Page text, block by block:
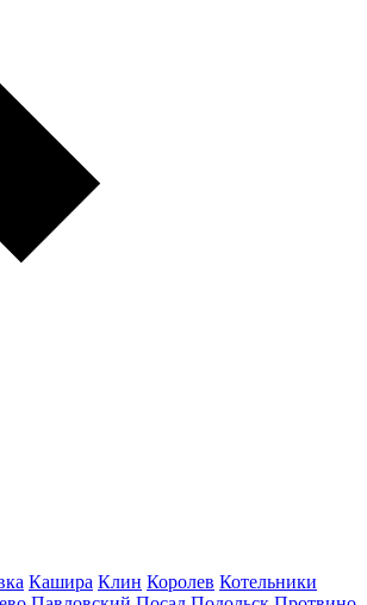
Кашира Клин Королев Котельники